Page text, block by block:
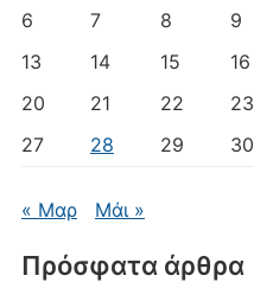
6
7 8 9
13
14 15 16
20
21 22 23
27
28 29 30
« Μαρ Μάι »
Πρόσφατα άρθρα